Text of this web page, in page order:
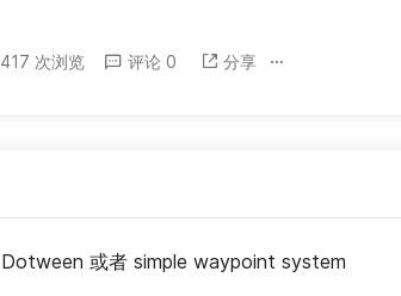
417 次浏览 评论 0 分享
Dotween 或者 simple waypoint system